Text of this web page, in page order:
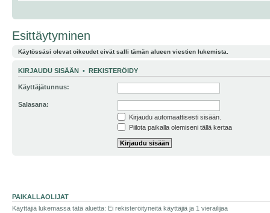
Esittäytyminen
Käytössäsi olevat oikeudet eivät salli tämän alueen viestien lukemista.
KIRJAUDU SISÄÄN • REKISTERÖIDY
Käyttäjätunnus:
Salasana:
Kirjaudu automaattisesti sisään.
Piilota paikalla olemiseni tällä kertaa
PAIKALLAOLIJAT
Käyttäjiä lukemassa tätä aluetta: Ei rekisteröityneitä käyttäjiä ja 1 vierailijaa